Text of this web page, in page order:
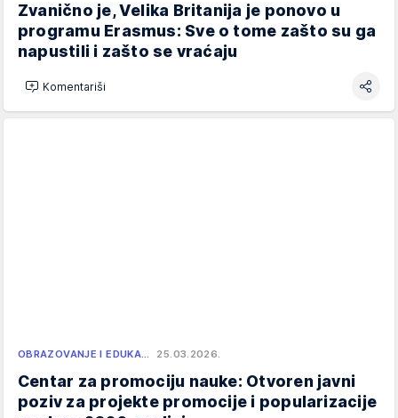
Zvanično je, Velika Britanija je ponovo u
programu Erasmus: Sve o tome zašto su ga
napustili i zašto se vraćaju
Komentariši
OBRAZOVANJE I EDUKA… 25.03.2026.
Centar za promociju nauke: Otvoren javni
poziv za projekte promocije i popularizacije